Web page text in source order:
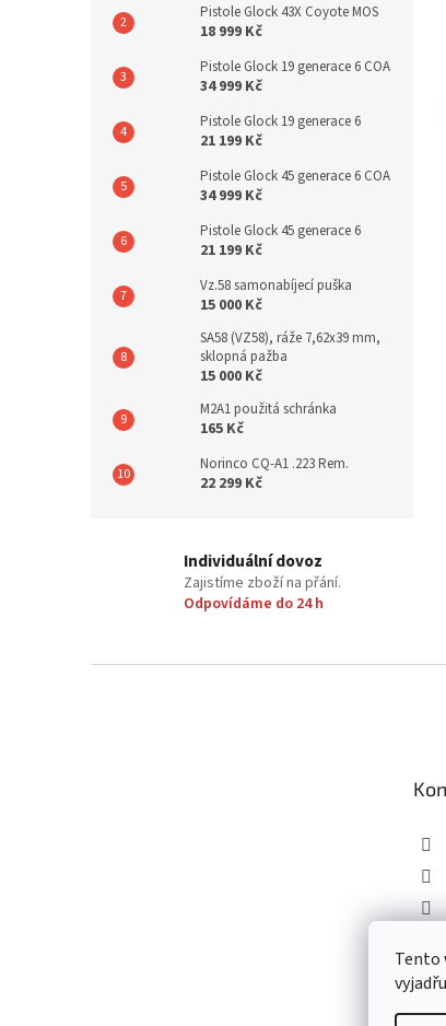
Tento
Pistole Glock 43X Coyote MOS
18 999 Kč
Pistole Glock 19 generace 6 COA
34 999 Kč
Pistole Glock 19 generace 6
21 199 Kč
Pistole Glock 45 generace 6 COA
34 999 Kč
Pistole Glock 45 generace 6
21 199 Kč
Vz.58 samonabíjecí puška
15 000 Kč
SA58 (VZ58), ráže 7,62x39 mm,
sklopná pažba
15 000 Kč
M2A1 použitá schránka
165 Kč
Norinco CQ-A1 .223 Rem.
22 299 Kč
Individuální dovoz
Zajistíme zboží na přání.
Odpovídáme do 24 h